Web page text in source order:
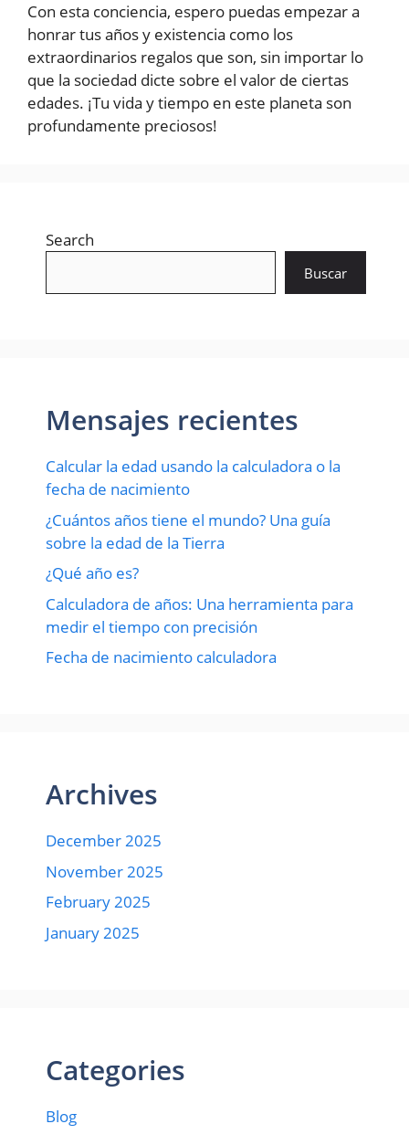
Con esta conciencia, espero puedas empezar a
honrar tus años y existencia como los
extraordinarios regalos que son, sin importar lo
que la sociedad dicte sobre el valor de ciertas
edades. ¡Tu vida y tiempo en este planeta son
profundamente preciosos!
Search
Buscar
Mensajes recientes
Calcular la edad usando la calculadora o la
fecha de nacimiento
¿Cuántos años tiene el mundo? Una guía
sobre la edad de la Tierra
¿Qué año es?
Calculadora de años: Una herramienta para
medir el tiempo con precisión
Fecha de nacimiento calculadora
Archives
December 2025
November 2025
February 2025
January 2025
Categories
Blog